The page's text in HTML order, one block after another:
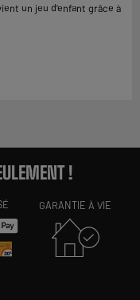
un jeu d’enfant grâce à
!
GARANTIE À VIE